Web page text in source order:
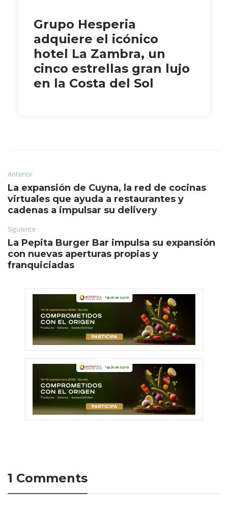
Grupo Hesperia
adquiere el icónico
hotel La Zambra, un
cinco estrellas gran lujo
en la Costa del Sol
Anterior
La expansión de Cuyna, la red de cocinas
virtuales que ayuda a restaurantes y
cadenas a impulsar su delivery
Siguiente
La Pepita Burger Bar impulsa su expansión
con nuevas aperturas propias y
franquiciadas
1 Comments